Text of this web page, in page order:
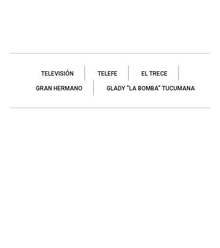
TELEVISIÓN TELEFE EL TRECE
GRAN HERMANO GLADY "LA BOMBA" TUCUMANA